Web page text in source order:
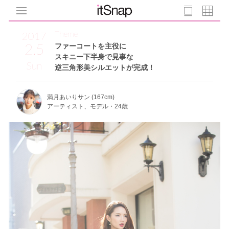
2017
2.5
Sun
ファーコートを主役に
スキニー下半身で見事な
逆三角形美シルエットが完成！
Theme
満月あいりサン (167cm)
アーティスト、モデル・24歳